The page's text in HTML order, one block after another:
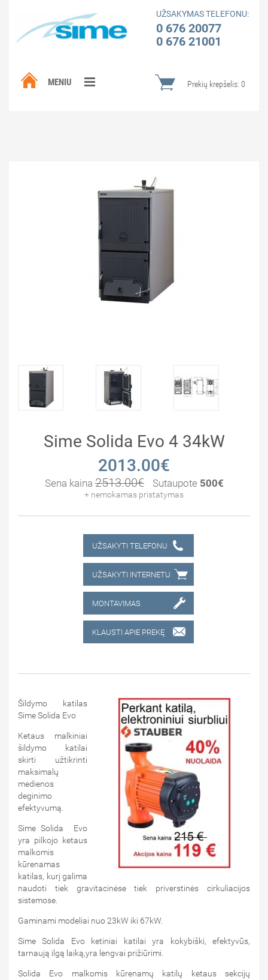
UŽSAKYMAS TELEFONU:
0 676 20077
0 676 21001
Prekių krepšelis: 0
MENIU
Sime Solida Evo 4 34kW
2013.00€
Sena kaina 2513.00€ Sutaupote 500€
+ nemokamas pristatymas
UŽSAKYTI TELEFONU
UŽSAKYTI INTERNETU
MONTAVIMAS
KLAUSTI APIE PREKĘ
Šildymo katilas
Sime Solida Evo
Ketaus malkiniai
šildymo katilai
skirti užtikrinti
maksimalų
medienos
deginimo
efektyvumą.
Sime Solida Evo
yra pilkojo ketaus
malkomis
kūrenamas
katilas, kurį galima
naudoti tiek gravitacinėse tiek priverstinės cirkuliacijos
sistemose.
Gaminami modeliai nuo 23kW iki 67kW.
Sime Solida Evo ketiniai katilai yra kokybiški, efektyvūs,
tarnaują ilgą laiką,yra lengvai prižiūrimi.
Solida Evo malkomis kūrenamų katilų ketaus sekcijų